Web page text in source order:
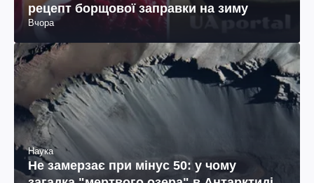
рецепт борщової заправки на зиму
Вчора
Наука
Не замерзає при мінус 50: у чому